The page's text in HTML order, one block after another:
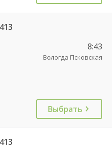
8:43
Вологда Псковская
Выбрать